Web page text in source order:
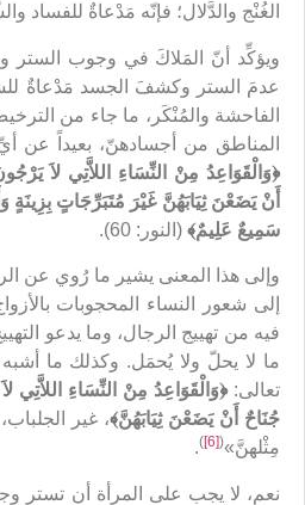
الغُنْج والدَّلال؛ فإنّه مَدْعاةٌ للفساد
ويؤكِّد أنّ المَلاكَ في وجوب الستر
عدمَ الستر وكشفَ الجسد مَدْعاةٌ
الفاحشة والمُنْكَر، ما جاء من
المناطق من أجسادهنّ، بعيداً عن
﴿وَالْقَوَاعِدُ مِنْ النِّسَاءِ اللاَّتِي لاَ
أَنْ يَضَعْنَ ثِيَابَهُنَّ غَيْرَ مُتَبَرِّجَاتٍ بِزِينَةٍ
سَمِيعٌ عَلِيمٌ﴾ (النور: 60).
وإلى هذا المعنى يشير ما رُوي عن
إلى شعور النساء المحجوبات
فيه من تهييج الرجال، وما يدعو
ما لا يحلّ ولا يُحمَل. وكذلك ما أشبه
تعالى:﴿وَالْقَوَاعِدُ مِنْ النِّسَاءِ
جُنَاحٌ أَنْ يَضَعْنَ ثِيَابَهُنَّ﴾، غير
مِثْلهنَّ»(
[6]
)
.
نعم، لا يجب على المرأة أن تستر